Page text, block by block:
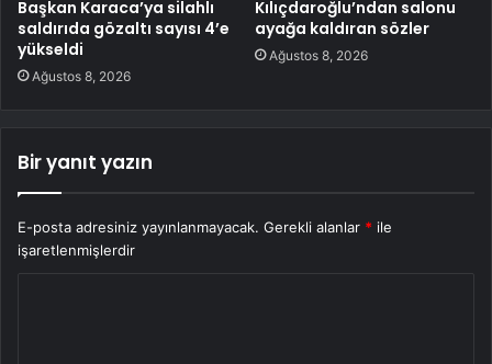
Başkan Karaca’ya silahlı
saldırıda gözaltı sayısı 4’e
yükseldi
Ağustos 8, 2026
Kılıçdaroğlu’ndan salonu
ayağa kaldıran sözler
Ağustos 8, 2026
Bir yanıt yazın
E-posta adresiniz yayınlanmayacak. Gerekli alanlar * ile
işaretlenmişlerdir